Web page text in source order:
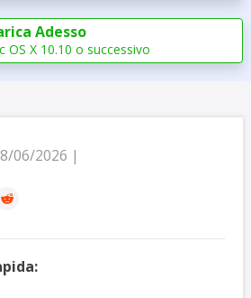
Adesso
OS X 10.10 o successivo
06/2026 |
